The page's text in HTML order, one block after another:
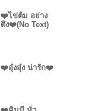
❤️ไข่ต้ม อย่าง
ตึง❤️(No Text)
❤️อุ๋งอุ๋ง น่ารัก❤️